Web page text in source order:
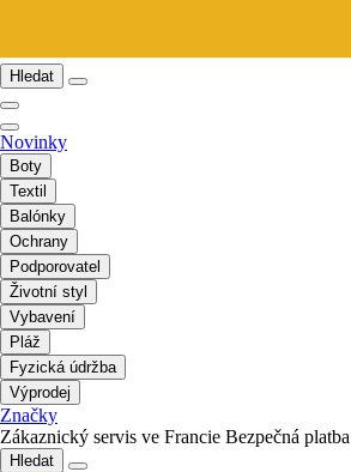
Hledat
Novinky
Boty
Textil
Balónky
Ochrany
Podporovatel
Životní styl
Vybavení
Pláž
Fyzická údržba
Výprodej
Značky
Zákaznický servis ve Francie Bezpečná platba
Hledat